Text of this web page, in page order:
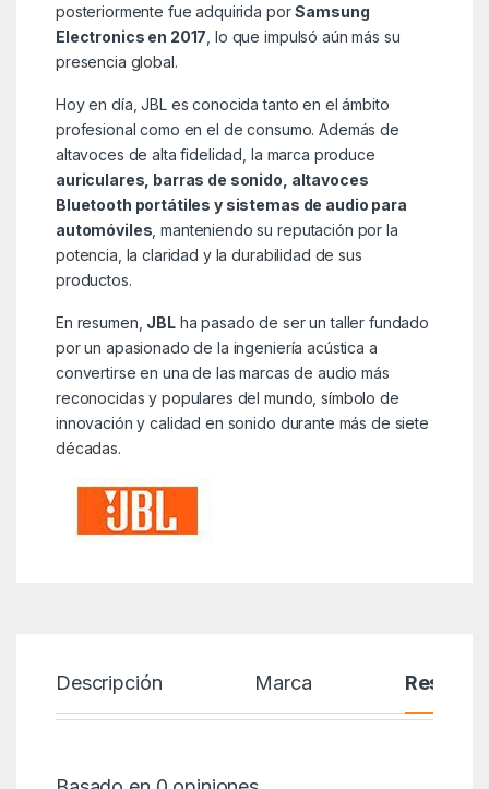
posteriormente fue adquirida porSamsung
Electronics en 2017 , lo que impulsó aún más su
presencia global.
Hoy en día, JBL es conocida tanto en el ámbito
profesional como en el de consumo. Además de
altavoces de alta fidelidad, la marca produce
auriculares, barras de sonido, altavoces
Bluetooth portátiles y sistemas de audio para
automóviles , manteniendo su reputación por la
potencia, la claridad y la durabilidad de sus
productos.
En resumen, JBLha pasado de ser un taller fundado
por un apasionado de la ingeniería acústica a
convertirse en una de las marcas de audio más
reconocidas y populares del mundo, símbolo de
innovación y calidad en sonido durante más de siete
décadas.
Descripción Marca Reseñas